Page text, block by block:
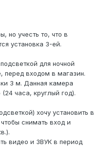
но учесть то, что в
установка 3-ей.
для ночной
перед входом в магазин.
3 м. Данная камера
часа, круглый год).
хочу установить в
снимать вход и
видео и ЗВУК в период